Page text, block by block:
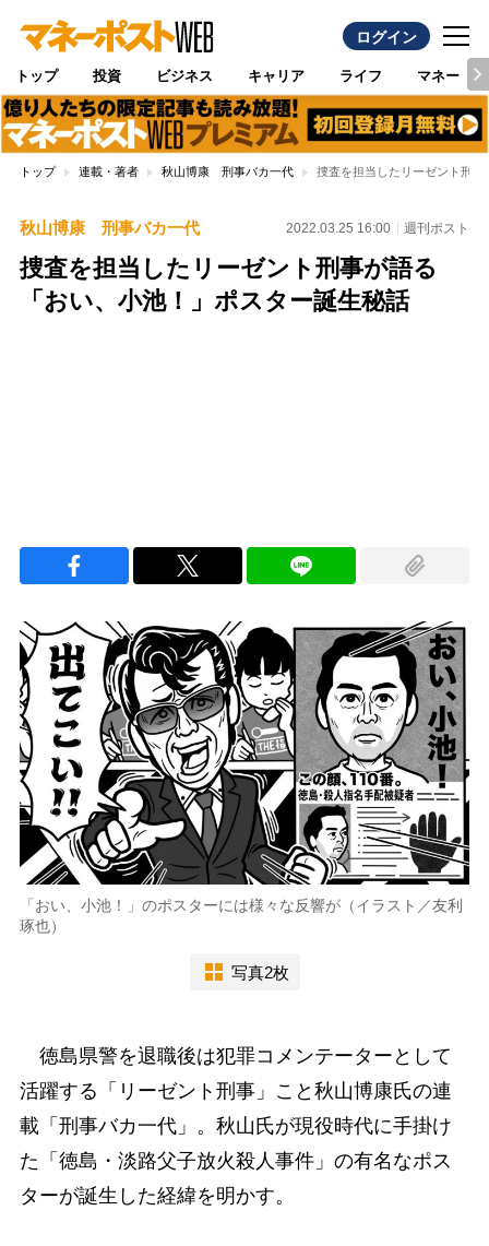
ログイン
トップ 投資 ビジネス キャリア ライフ マネー
トップ 連載・著者 秋山博康 刑事バカ一代 捜査を担当したリーゼント刑
秋山博康 刑事バカ一代 2022.03.25 16:00 週刊ポスト
捜査を担当したリーゼント刑事が語る
「おい、小池！」ポスター誕生秘話
「おい、小池！」のポスターには様々な反響が（イラスト／友利
琢也）
写真2枚
徳島県警を退職後は犯罪コメンテーターとして
活躍する「リーゼント刑事」こと秋山博康氏の連
載「刑事バカ一代」。秋山氏が現役時代に手掛け
た「徳島・淡路父子放火殺人事件」の有名なポス
ターが誕生した経緯を明かす。